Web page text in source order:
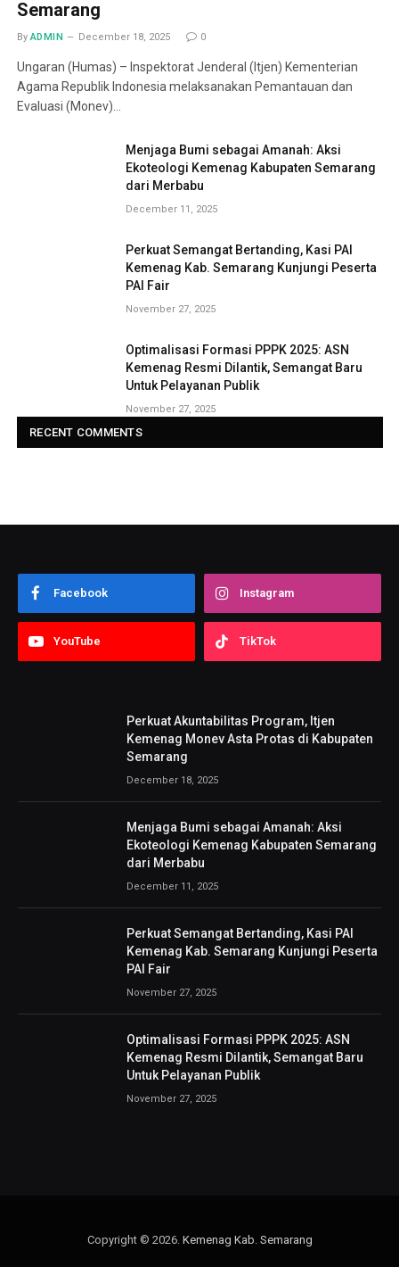
Semarang
By ADMIN December 18, 2025 0
Ungaran (Humas) – Inspektorat Jenderal (Itjen) Kementerian
Agama Republik Indonesia melaksanakan Pemantauan dan
Evaluasi (Monev)…
Menjaga Bumi sebagai Amanah: Aksi
Ekoteologi Kemenag Kabupaten Semarang
dari Merbabu
December 11, 2025
Perkuat Semangat Bertanding, Kasi PAI
Kemenag Kab. Semarang Kunjungi Peserta
PAI Fair
November 27, 2025
Optimalisasi Formasi PPPK 2025: ASN
Kemenag Resmi Dilantik, Semangat Baru
Untuk Pelayanan Publik
November 27, 2025
RECENT COMMENTS
Facebook Instagram
YouTube TikTok
Perkuat Akuntabilitas Program, Itjen
Kemenag Monev Asta Protas di Kabupaten
Semarang
December 18, 2025
Menjaga Bumi sebagai Amanah: Aksi
Ekoteologi Kemenag Kabupaten Semarang
dari Merbabu
December 11, 2025
Perkuat Semangat Bertanding, Kasi PAI
Kemenag Kab. Semarang Kunjungi Peserta
PAI Fair
November 27, 2025
Optimalisasi Formasi PPPK 2025: ASN
Kemenag Resmi Dilantik, Semangat Baru
Untuk Pelayanan Publik
November 27, 2025
Copyright © 2026. Kemenag Kab. Semarang